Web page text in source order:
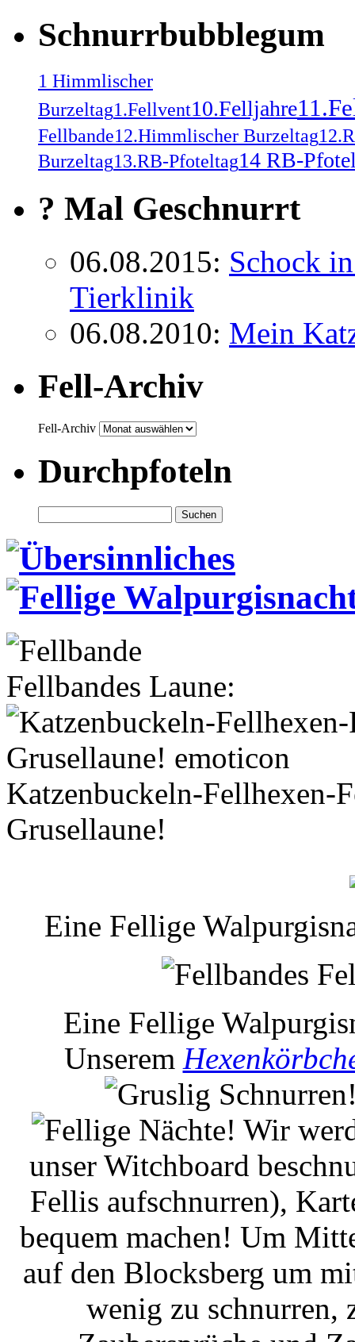
Schnurrbubblegum
1 Himmlischer
Burzeltag1.Fellvent10.Felljahre
Fellbande12.Himmlischer Burzeltag
Burzeltag13.RB-Pfoteltag14 RB-
? Mal Geschnurrt
06.08.2015: Schock
Tierklinik
06.08.2010: Mein
Fell-Archiv
Fell-Archiv
Durchpfoteln
Fellbandes Laune:
Katzenbuckeln-Fellhexen-
Grusellaune!
Eine Fellige
Eine Fellige
Unserem
Wir
unser Witchboard
Fellis aufschnurren),
bequem machen! Um
auf den Blocksberg um
wenig zu schnurren,